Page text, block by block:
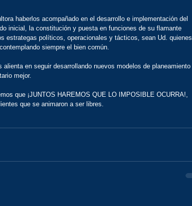
haberlos acompañado en el desarrollo e implementación del
inicial, la constitución y puesta en funciones de su flamante
estrategas políticos, operacionales y tácticos, sean Ud. quienes
siempre el bien común.
en seguir desarrollando nuevos modelos de planeamiento
mejor.
que ¡JUNTOS HAREMOS QUE LO IMPOSIBLE OCURRA!,
que se animaron a ser libres.